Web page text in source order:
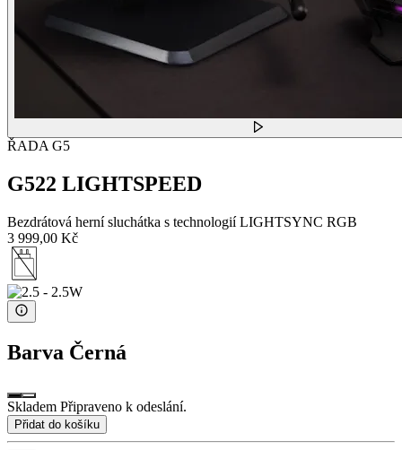
ŘADA G5
G522 LIGHTSPEED
Bezdrátová herní sluchátka s technologií LIGHTSYNC RGB
3 999,00 Kč
Barva Černá
Skladem Připraveno k odeslání.
Přidat do košíku